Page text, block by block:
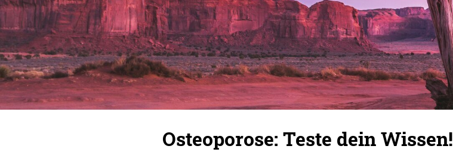
Osteoporose: Teste dein Wissen!